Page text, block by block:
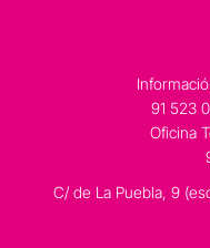
91 523
Oficina
C/ de La Puebla, 9